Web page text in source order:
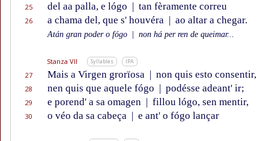
25 del aa palla, e lógo | tan fèramente correu
26 a chama del, que s' houvéra | ao altar a chegar.
Atán gran poder o fógo non há per ren de queimar...
Stanza VII Syllables IPA
27 Mais a Virgen grorïosa | non quis esto consentir,
28 nen quis que aquele fógo | podésse adeant' ir;
29 e porend' a sa omagen | fillou lógo, sen mentir,
30 o véo da sa cabeça | e ant' o fógo lançar